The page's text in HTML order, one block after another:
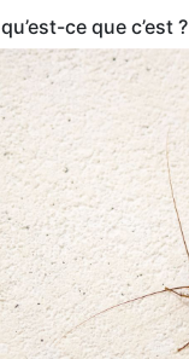
ce que c’est ?